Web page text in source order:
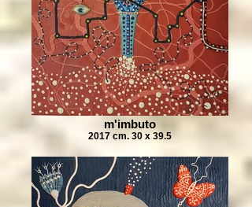
m'imbuto
2017 cm. 30 x 39.5